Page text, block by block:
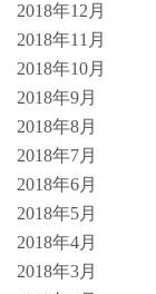
2018年12月
2018年11月
2018年10月
2018年9月
2018年8月
2018年7月
2018年6月
2018年5月
2018年4月
2018年3月